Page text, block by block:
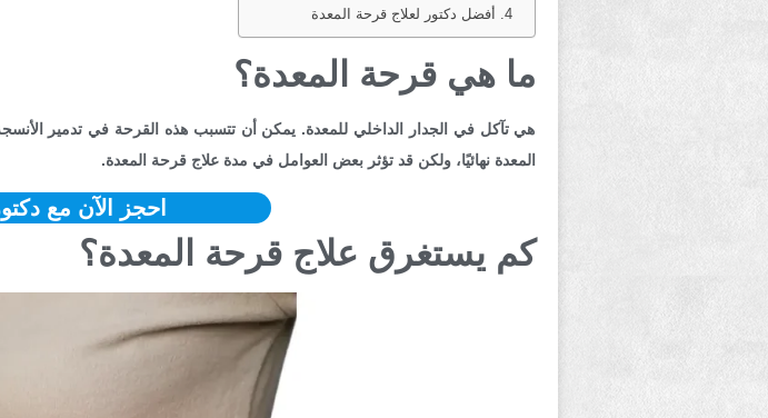
أفضل دكتور لعلاج قرحة المعدة
ما هي قرحة المعدة؟
هي تآكل في الجدار الداخلي للمعدة. يمكن أن تتسبب هذه القرحة في تدمير
المعدة نهائيًا، ولكن قد تؤثر بعض العوامل في مدة علاج قرحة المعدة.
احجز الآن مع
كم يستغرق علاج قرحة المعدة؟